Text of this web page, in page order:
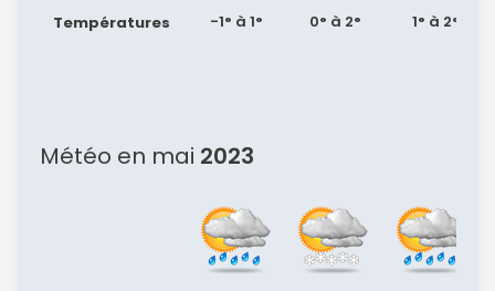
Températures -1° à 1° 0° à 2° 1° à 2°
Météo en mai 2023
Continuer avec Apple
ou connectez-vous par mail